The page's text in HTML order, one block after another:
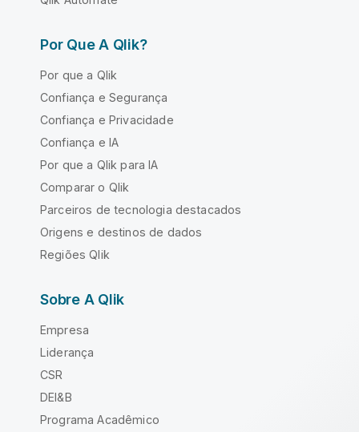
Por Que A Qlik?
Por que a Qlik
Confiança e Segurança
Confiança e Privacidade
Confiança e IA
Por que a Qlik para IA
Comparar o Qlik
Parceiros de tecnologia destacados
Origens e destinos de dados
Regiões Qlik
Sobre A Qlik
Empresa
Liderança
CSR
DEI&B
Programa Acadêmico